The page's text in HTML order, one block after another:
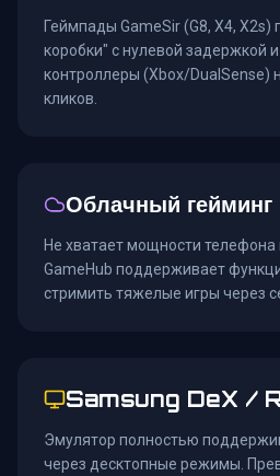
Геймпады GameSir (G8, X4,
коробки" с нулевой задержкой
контроллеры (Xbox/DualSense)
кликов.
Облачный гейминг
Не хватает мощности телефона
GameHub поддерживает
стримить тяжелые игры через
Samsung DeX /
Эмулятор полностью
через десктопные режимы.